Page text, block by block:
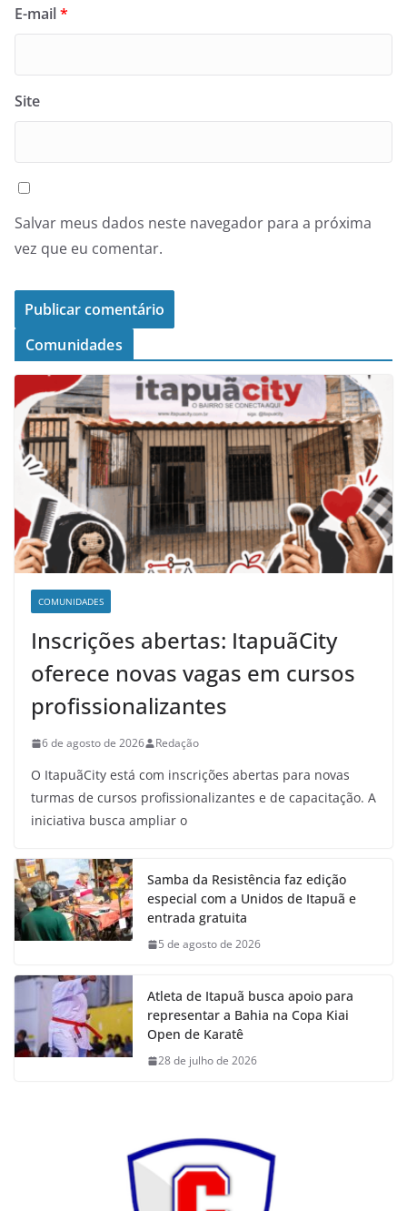
E-mail*
Site
Salvar meus dados neste navegador para a próxima
vez que eu comentar.
Comunidades
COMUNIDADES
Inscrições abertas: ItapuãCity
oferece novas vagas em cursos
profissionalizantes
6 de agosto de 2026 Redação
O ItapuãCity está com inscrições abertas para novas
turmas de cursos profissionalizantes e de capacitação. A
iniciativa busca ampliar o
Samba da Resistência faz edição
especial com a Unidos de Itapuã e
entrada gratuita
5 de agosto de 2026
Atleta de Itapuã busca apoio para
representar a Bahia na Copa Kiai
Open de Karatê
28 de julho de 2026